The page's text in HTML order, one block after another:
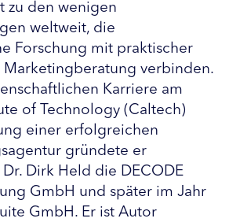
zu den wenigen
weltweit, die
Forschung mit praktischer
Marketingberatung verbinden.
Karriere am
of Technology (Caltech)
einer erfolgreichen
gründete er
Dirk Held die DECODE
GmbH und später im Jahr
GmbH. Er ist Autor